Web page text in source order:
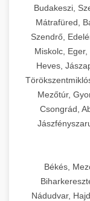
Budakeszi,
Mátrafüred,
Szendrő,
Miskolc,
Heves,
Mezőtúr,
Csongrád,
Békés,
Nádudvar,